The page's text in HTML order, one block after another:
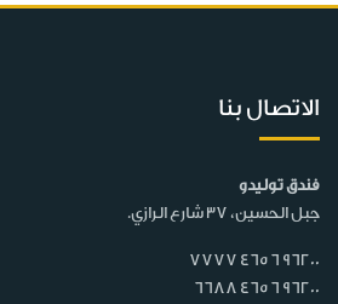
الاتصال بنا
فندق توليدو
جبل الحسين، 37 شارع الرازي.
7777 465 6 96200
6688 465 6 96200